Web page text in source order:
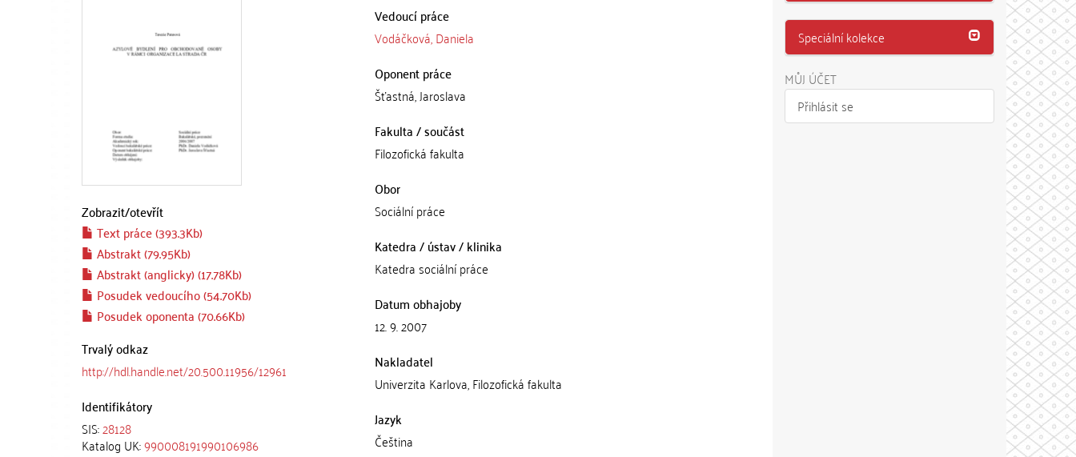
Zobrazit/otevřít
Text práce (393.3Kb)
Abstrakt (79.95Kb)
Abstrakt (anglicky) (17.78Kb)
Posudek vedoucího (54.70Kb)
Posudek oponenta (70.66Kb)
Trvalý odkaz
http://hdl.handle.net/20.500.11956/12961
Identifikátory
SIS:28128
Katalog UK:990008191990106986
Vedoucí práce
Vodáčková, Daniela
Oponent práce
Šťastná, Jaroslava
Fakulta / součást
Filozofická fakulta
Obor
Sociální práce
Katedra / ústav / klinika
Katedra sociální práce
Datum obhajoby
12. 9. 2007
Nakladatel
Univerzita Karlova, Filozofická fakulta
Jazyk
Čeština
Speciální kolekce
MŮJ ÚČET
Přihlásit se